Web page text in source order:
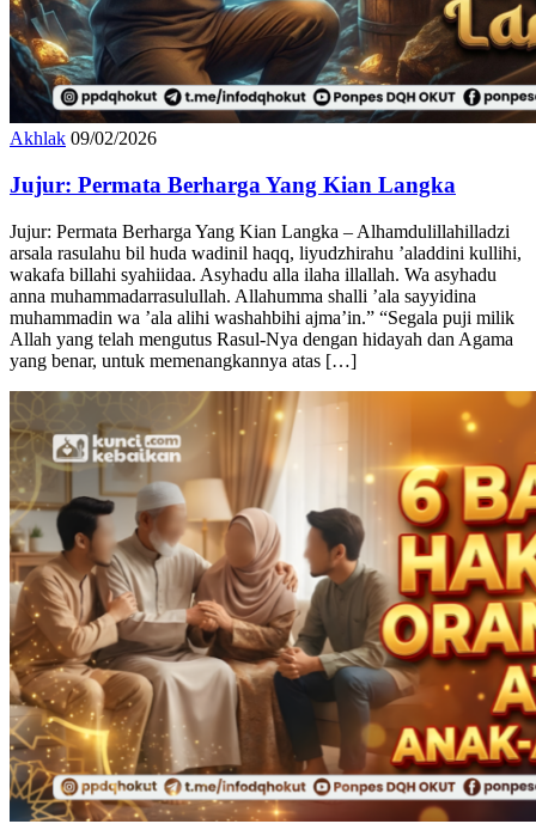
Akhlak 09/02/2026
Jujur: Permata Berharga Yang Kian Langka
Jujur: Permata Berharga Yang Kian Langka – Alhamdulillahilladzi
arsala rasulahu bil huda wadinil haqq, liyudzhirahu ’aladdini kullihi,
wakafa billahi syahiidaa. Asyhadu alla ilaha illallah. Wa asyhadu
anna muhammadarrasulullah. Allahumma shalli ’ala sayyidina
muhammadin wa ’ala alihi washahbihi ajma’in.” “Segala puji milik
Allah yang telah mengutus Rasul-Nya dengan hidayah dan Agama
yang benar, untuk memenangkannya atas […]